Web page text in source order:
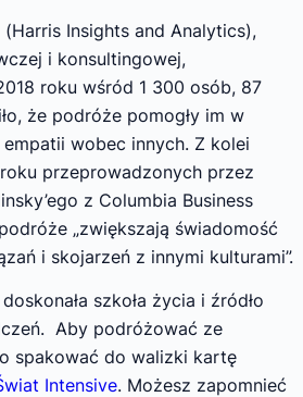
Insights and Analytics),
i konsultingowej,
roku wśród 1 300 osób, 87
że podróże pomogły im w
wobec innych. Z kolei
przeprowadzonych przez
z Columbia Business
„zwiększają świadomość
i skojarzeń z innymi kulturami”.
szkoła życia i źródło
Aby podróżować ze
spakować do walizki kartę
Intensive. Możesz zapomnieć